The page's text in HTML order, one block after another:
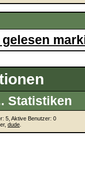
Statistiken
5, Aktive Benutzer: 0
dude